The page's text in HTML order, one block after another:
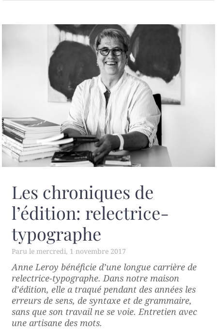
Les chroniques de
l’édition: relectrice-
typographe
mercredi, 1 novembre 2017
Anne Leroy bénéficie d’une longue carrière de
relectrice-typographe. Dans notre maison
d’édition, elle a traqué pendant des années les
erreurs de sens, de syntaxe et de grammaire,
sans que son travail ne se voie. Entretien avec
une artisane des mots.